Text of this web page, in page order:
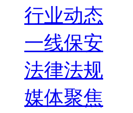
行业动态
一线保安
法律法规
媒体聚焦